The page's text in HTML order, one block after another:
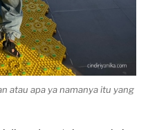
atau apa ya namanya itu yang